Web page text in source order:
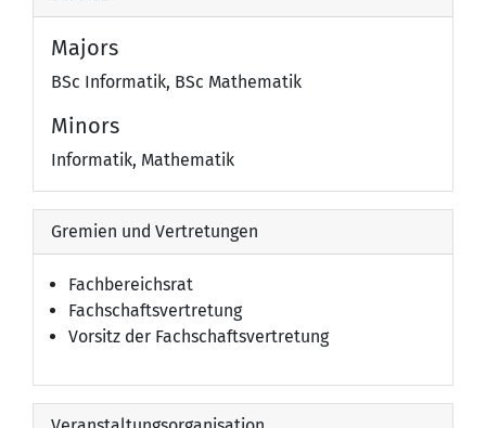
Majors
BSc Informatik, BSc Mathematik
Minors
Informatik, Mathematik
Gremien und Vertretungen
Fachbereichsrat
Fachschaftsvertretung
Vorsitz der Fachschaftsvertretung